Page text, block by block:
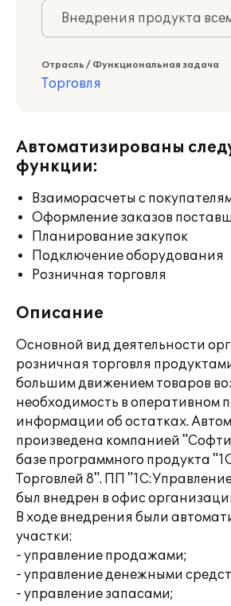
Внедрения продукта
Отрасль / Функциональная задача
Торговля
Автоматизированы
функции:
Взаиморасчеты с
Оформление заказов
Планирование закупок
Подключение оборудования
Розничная торговля
Описание
Основной вид деятельности
розничная торговля
большим движением товаров
необходимость в оперативном
информации об остатках.
произведена компанией
базе программного продукта
Торговлей 8". ПП
был внедрен в офис
В ходе внедрения были
участки:
- управление продажами;
- управление денежными
- управление запасами;